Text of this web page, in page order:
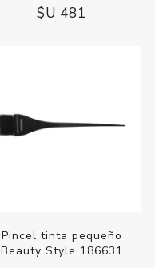
$U 481
Pincel tinta pequeño
Beauty Style 186631